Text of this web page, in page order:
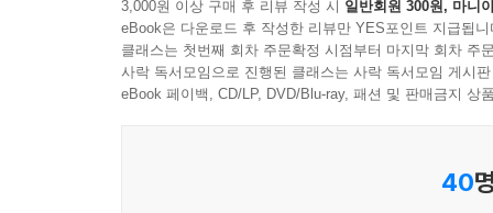
인터넷 서점 서평
·그레그는 평범한 내 친구 같다. 그러니까 나와
·아이뿐 아니라 저도 기다려 온 책이에요, 나아가
3,000원 이상 구매 후 리뷰 작성 시 일반회원 300원, 마니
eBook은 다운로드 후 작성한 리뷰만 YES포인트 지급됩니
클래스는 첫번째 회차 주문확정 시점부터 마지막 회차 주
사락 독서모임으로 진행된 클래스는 사락 독서모임 게시
eBook 페이백, CD/LP, DVD/Blu-ray, 패션 및 판매금지 상
40